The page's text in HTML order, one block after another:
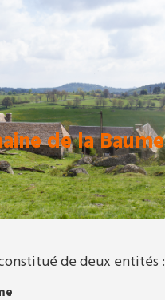
de la Baume
de deux entités :